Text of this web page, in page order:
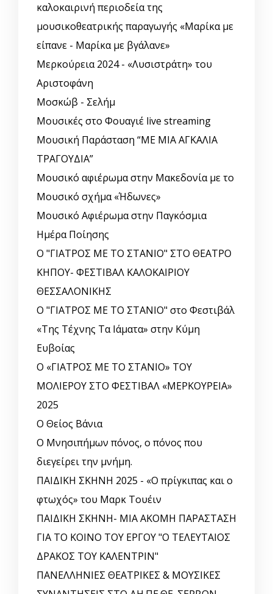
καλοκαιρινή περιοδεία της
μουσικοθεατρικής παραγωγής «Μαρίκα με
είπανε - Μαρίκα με βγάλανε»
Μερκούρεια 2024 - «Λυσιστράτη» του
Αριστοφάνη
Μοσκώβ - Σελήμ
Μουσικές στο Φουαγιέ live streaming
Μουσική Παράσταση “ΜΕ ΜΙΑ ΑΓΚΑΛΙΑ
ΤΡΑΓΟΥΔΙΑ”
Μουσικό αφιέρωμα στην Μακεδονία με το
Μουσικό σχήμα «Ήδωνες»
Μουσικό Αφιέρωμα στην Παγκόσμια
Ημέρα Ποίησης
Ο "ΓΙΑΤΡΟΣ ΜΕ ΤΟ ΣΤΑΝΙΟ" ΣΤΟ ΘΕΑΤΡΟ
ΚΗΠΟΥ- ΦΕΣΤΙΒΑΛ ΚΑΛΟΚΑΙΡΙΟΥ
ΘΕΣΣΑΛΟΝΙΚΗΣ
Ο "ΓΙΑΤΡΟΣ ΜΕ ΤΟ ΣΤΑΝΙΟ" στο Φεστιβάλ
«Της Τέχνης Τα Ιάματα» στην Κύμη
Ευβοίας
Ο «ΓΙΑΤΡΟΣ ΜΕ ΤΟ ΣΤΑΝΙΟ» ΤΟΥ
ΜΟΛΙΕΡΟΥ ΣΤΟ ΦΕΣΤΙΒΑΛ «ΜΕΡΚΟΥΡΕΙΑ»
2025
Ο Θείος Βάνια
Ο Μνησιπήμων πόνος, ο πόνος που
διεγείρει την μνήμη.
ΠΑΙΔΙΚΗ ΣΚΗΝΗ 2025 - «Ο πρίγκιπας και ο
φτωχός» του Μαρκ Τουέιν
ΠΑΙΔΙΚΗ ΣΚΗΝΗ- ΜΙΑ ΑΚΟΜΗ ΠΑΡΑΣΤΑΣΗ
ΓΙΑ ΤΟ ΚΟΙΝΟ ΤΟΥ ΕΡΓΟΥ "Ο ΤΕΛΕΥΤΑΙΟΣ
ΔΡΑΚΟΣ ΤΟΥ ΚΑΛΕΝΤΡΙΝ"
ΠΑΝΕΛΛΗΝΙΕΣ ΘΕΑΤΡΙΚΕΣ & ΜΟΥΣΙΚΕΣ